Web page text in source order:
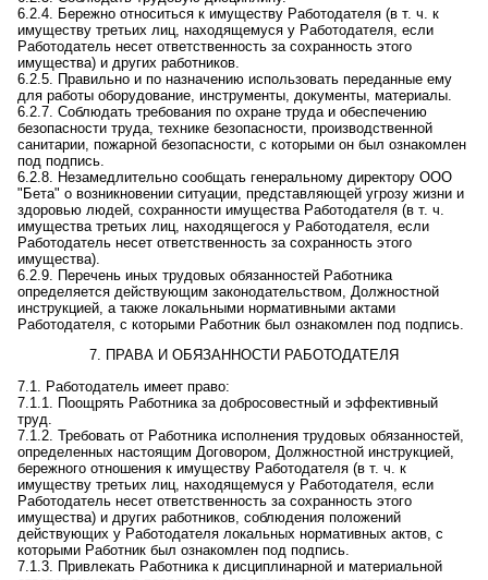
6.2. 4 . Бережно относиться к имуществу Работодателя (в т. ч. к
имуществу третьих лиц, находящемуся у Работодателя, если
Работодатель несет ответственность за сохранность этого
имущества) и других работников.
6.2. 5 . Правильно и по назначению использовать переданные ему
для работы оборудование, инструменты, документы, материалы.
6.2. 7 . Соблюдать требования по охране труда и обеспечению
безопасности труда, технике безопасности, производственной
санитарии, пожарной безопасности, с которыми он был ознакомлен
под подпись.
6.2. 8 . Незамедлительно сообщать генеральному директору ООО
"Бета" о возникновении ситуации, представляющей угрозу жизни и
здоровью людей, сохранности имущества Работодателя (в т. ч.
имущества третьих лиц, находящегося у Работодателя, если
Работодатель несет ответственность за сохранность этого
имущества).
6.2. 9 . Перечень иных трудовых обязанностей Работника
определяется действующим законодательством, Должностной
инструкцией, а также локальными нормативными актами
Работодателя, с которыми Работник был ознакомлен под подпись.
7. ПРАВА И ОБЯЗАННОСТИ РАБОТОДАТЕЛЯ
7.1. Работодатель имеет право:
7.1.1. Поощрять Работника за добросовестный и эффективный
труд.
7.1.2. Требовать от Работника исполнения трудовых обязанностей,
определенных настоящим Договором, Должностной инструкцией,
бережного отношения к имуществу Работодателя (в т. ч. к
имуществу третьих лиц, находящемуся у Работодателя, если
Работодатель несет ответственность за сохранность этого
имущества) и других работников, соблюдения положений
действующих у Работодателя локальных нормативных актов, с
которыми Работник был ознакомлен под подпись.
7.1.3. Привлекать Работника к дисциплинарной и материальной